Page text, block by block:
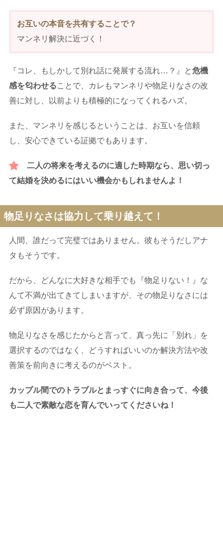
お互いの本音を共有することで？
マンネリ解決に近づく！
『コレ、もしかして別れ話に発展する流れ…？』と危機
感を匂わせることで、カレもマンネリや物足りなさの改
善に対し、以前よりも積極的になってくれるハズ。
また、マンネリを感じるということは、お互いを信頼
し、安心できている証拠でもあります。
二人の将来を考えるのに適した時期なら、思い切っ
て結婚を決めるにはいい機会かもしれませんよ！
物足りなさは協力して乗り越えて！
人間、誰だって完璧ではありません。彼もそうだしアナ
タもそうです。
だから、どんなに大好きな相手でも『物足りない！』な
んて不満が出てきてしまいますが、その物足りなさには
必ず原因があります。
物足りなさを感じたからと言って、真っ先に「別れ」を
選択するのではなく、どうすればいいのか解決方法や改
善策を前向きに考えるのがベスト。
カップル間でのトラブルとまっすぐに向き合って、今後
も二人で素敵な恋を育んでいってくださいね！